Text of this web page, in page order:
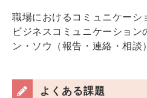
職場におけるコミュニケーシ
ビジネスコミュニケーショ
ン・ソウ（報告・連絡・相談
よくある課題